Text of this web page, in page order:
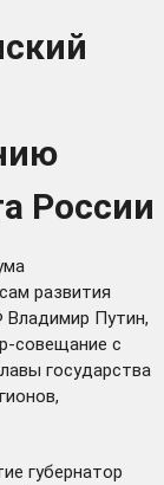
России
развития
Владимир Путин,
совещание с
государства
губернатор